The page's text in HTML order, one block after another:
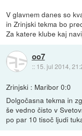
V glavnem danes so
in Zrinjski tekma bo
Za katere klube kaj
oo7
:: 15. jul 2014,
Zrinjski : Maribor 0:0
Dolgočasna tekma in
še vedno čisto v
po par 10 tisoč ljudi